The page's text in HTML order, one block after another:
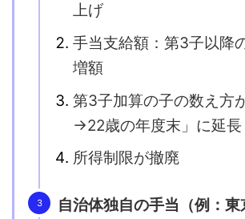
上げ
手当支給額：第3子以降
増額
第3子加算の子の数え方
→22歳の年度末」に延長
所得制限が撤廃
自治体独自の手当（例：